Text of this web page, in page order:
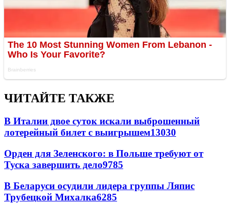
ЧИТАЙТЕ ТАКЖЕ
В Италии двое суток искали выброшенный
лотерейный билет с выигрышем13030
Орден для Зеленского: в Польше требуют от
Туска завершить дело9785
В Беларуси осудили лидера группы Ляпис
Трубецкой Михалка6285